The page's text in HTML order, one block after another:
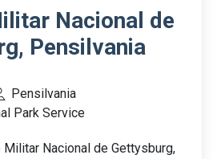
Nacional de
Pensilvania
Pensilvania
Park Service
Militar Nacional de Gettysburg,